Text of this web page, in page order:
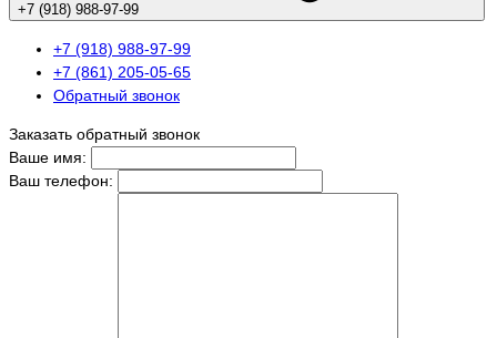
+7 (918) 988-97-99
+7 (918) 988-97-99
+7 (861) 205-05-65
Обратный звонок
Заказать обратный звонок
Ваше имя:
Ваш телефон: